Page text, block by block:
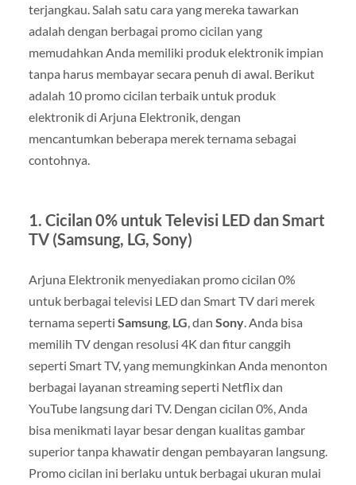
terjangkau. Salah satu cara yang mereka tawarkan
adalah dengan berbagai promo cicilan yang
memudahkan Anda memiliki produk elektronik impian
tanpa harus membayar secara penuh di awal. Berikut
adalah 10 promo cicilan terbaik untuk produk
elektronik di Arjuna Elektronik, dengan
mencantumkan beberapa merek ternama sebagai
contohnya.
1. Cicilan 0% untuk Televisi LED dan Smart
TV (Samsung, LG, Sony)
Arjuna Elektronik menyediakan promo cicilan 0%
untuk berbagai televisi LED dan Smart TV dari merek
ternama seperti Samsung, LG , dan Sony. Anda bisa
memilih TV dengan resolusi 4K dan fitur canggih
seperti Smart TV, yang memungkinkan Anda menonton
berbagai layanan streaming seperti Netflix dan
YouTube langsung dari TV. Dengan cicilan 0%, Anda
bisa menikmati layar besar dengan kualitas gambar
superior tanpa khawatir dengan pembayaran langsung.
Promo cicilan ini berlaku untuk berbagai ukuran mulai